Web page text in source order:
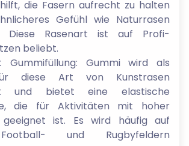
die Fasern aufrecht zu halten
Gefühl wie Naturrasen
Diese Rasenart ist auf Profi-
beliebt.
Gummifüllung: Gummi wird als
diese Art von Kunstrasen
und bietet eine elastische
die für Aktivitäten mit hoher
geeignet ist. Es wird häufig auf
Football- und Rugbyfeldern